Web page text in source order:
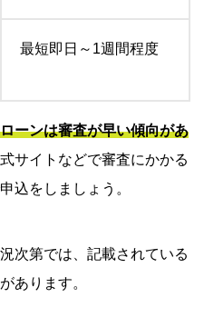
最短即日～1週間程度
ーンは審査が早い傾向があ
サイトなどで審査にかかる
込をしましょう。
次第では、記載されている
あります。